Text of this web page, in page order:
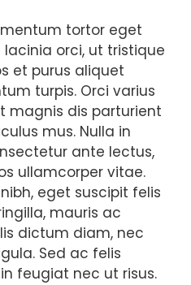
tortor eget
orci, ut tristique
et purus aliquet
turpis. Orci varius
magnis dis parturient
mus. Nulla in
ante lectus,
ullamcorper vitae.
eget suscipit felis
mauris ac
dictum diam, nec
Sed ac felis
feugiat nec ut risus.